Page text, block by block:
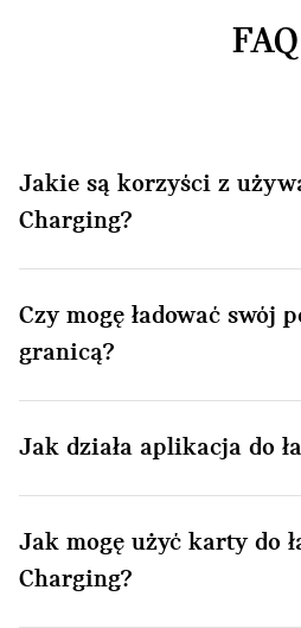
FAQ
Jakie są korzyści z
Charging?
Czy mogę ładować swój
granicą?
Jak działa aplikacja do
Jak mogę użyć karty do
Charging?